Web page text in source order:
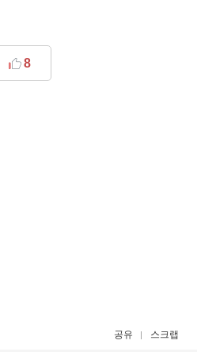
8
공유 스크랩